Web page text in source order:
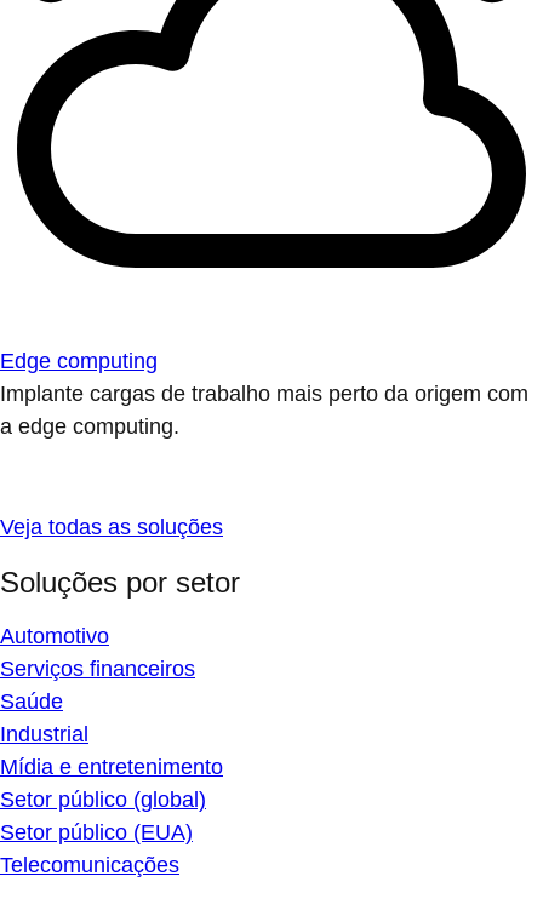
Edge computing
Implante cargas de trabalho mais perto da origem com
a edge computing.
Veja todas as soluções
Soluções por setor
Automotivo
Serviços financeiros
Saúde
Industrial
Mídia e entretenimento
Setor público (global)
Setor público (EUA)
Telecomunicações